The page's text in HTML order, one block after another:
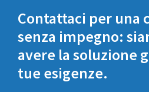
Contattaci per una
senza impegno:
avere la soluzione
tue esigenze.